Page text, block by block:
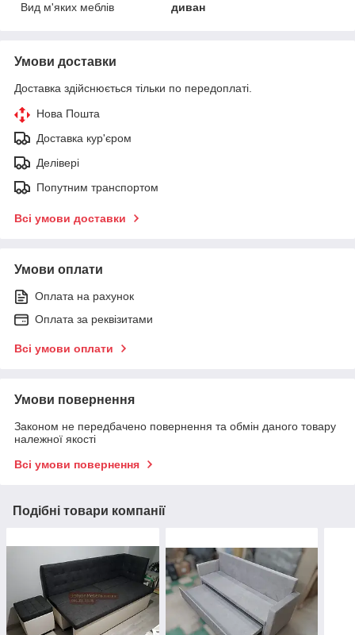
Вид м'яких меблів
диван
Умови доставки
Доставка здійснюється тільки по передоплаті.
Нова Пошта
Доставка кур'єром
Делівері
Попутним транспортом
Всі умови доставки
Умови оплати
Оплата на рахунок
Оплата за реквізитами
Всі умови оплати
Умови повернення
Законом не передбачено повернення та обмін даного товару
належної якості
Всі умови повернення
Подібні товари компанії